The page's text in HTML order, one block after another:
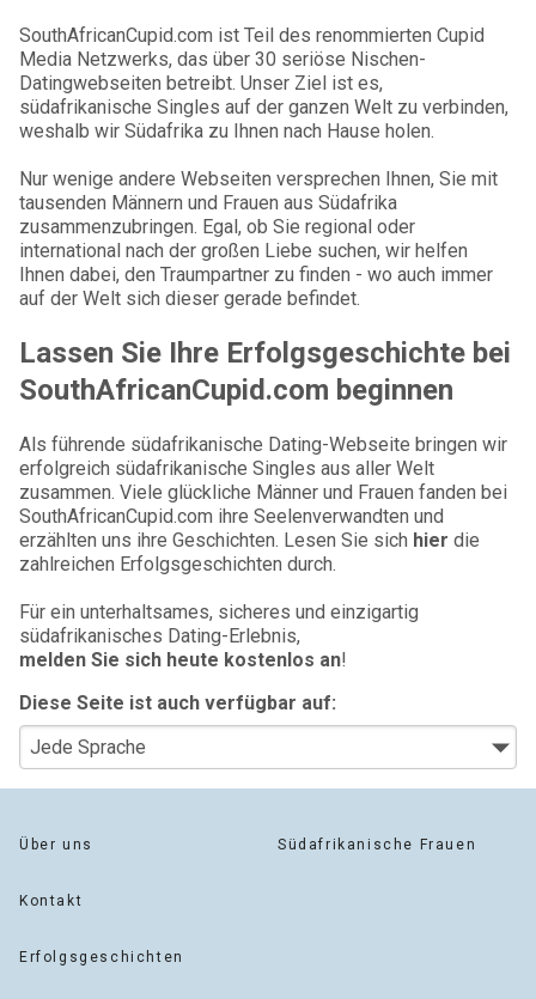
SouthAfricanCupid.com ist Teil des renommierten Cupid
Media Netzwerks, das über 30 seriöse Nischen-
Datingwebseiten betreibt. Unser Ziel ist es,
südafrikanische Singles auf der ganzen Welt zu verbinden,
weshalb wir Südafrika zu Ihnen nach Hause holen.
Nur wenige andere Webseiten versprechen Ihnen, Sie mit
tausenden Männern und Frauen aus Südafrika
zusammenzubringen. Egal, ob Sie regional oder
international nach der großen Liebe suchen, wir helfen
Ihnen dabei, den Traumpartner zu finden - wo auch immer
auf der Welt sich dieser gerade befindet.
Lassen Sie Ihre Erfolgsgeschichte bei
SouthAfricanCupid.com beginnen
Als führende südafrikanische Dating-Webseite bringen wir
erfolgreich südafrikanische Singles aus aller Welt
zusammen. Viele glückliche Männer und Frauen fanden bei
SouthAfricanCupid.com ihre Seelenverwandten und
erzählten uns ihre Geschichten. Lesen Sie sich hier die
zahlreichen Erfolgsgeschichten durch.
Für ein unterhaltsames, sicheres und einzigartig
südafrikanisches Dating-Erlebnis,
melden Sie sich heute kostenlos an!
Diese Seite ist auch verfügbar auf:
Über uns
Kontakt
Erfolgsgeschichten
Südafrikanische Frauen